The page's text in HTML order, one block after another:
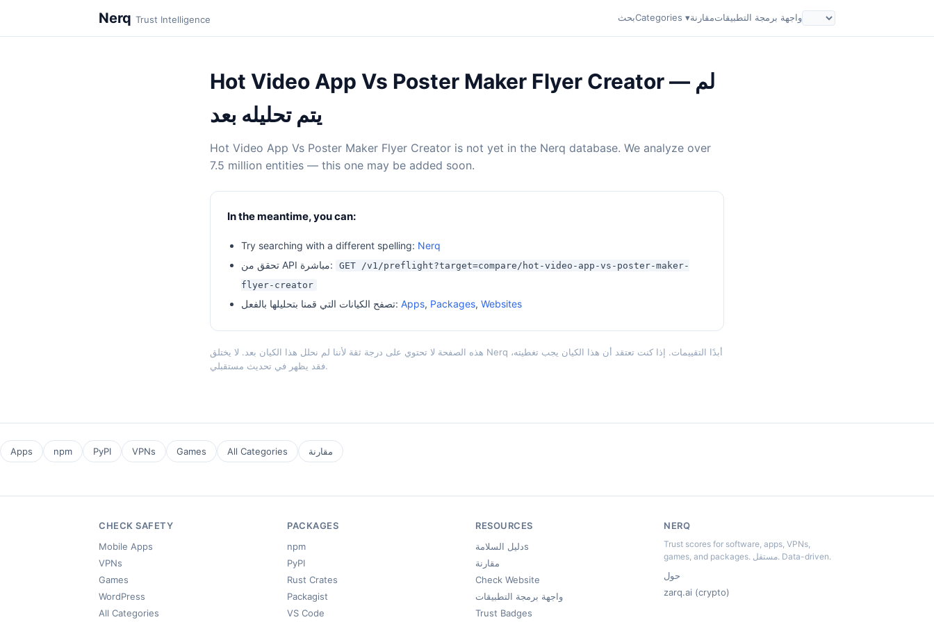
Nerq Trust Intelligence بحثCategories ▾مقارنةواجهة برمجة التطبيقات
Hot Video App Vs Poster Maker Flyer Creator — لم
يتم تحليله بعد
Hot Video App Vs Poster Maker Flyer Creator is not yet in the Nerq database. We analyze over
7.5 million entities — this one may be added soon.
In the meantime, you can:
Try searching with a different spelling: Nerq
تحقق من API مباشرة:
GET /v1/preflight?target=compare/hot-video-app-vs-poster-maker-
flyer-creator
تصفح الكيانات التي قمنا بتحليلها بالفعل: Apps, Packages, Websites
هذه الصفحة لا تحتوي على درجة ثقة لأننا لم نحلل هذا الكيان بعد. لا يختلق Nerq أبدًا التقييمات. إذا كنت تعتقد أن هذا الكيان يجب تغطيته،
فقد يظهر في تحديث مستقبلي.
Apps npm PyPI VPNs Games All Categories مقارنة
CHECK SAFETY
Mobile Apps
VPNs
Games
WordPress
All Categories
PACKAGES
npm
PyPI
Rust Crates
Packagist
VS Code
RESOURCES
دليل السلامةs
مقارنة
Check Website
واجهة برمجة التطبيقات
Trust Badges
NERQ
Trust scores for software, apps, VPNs,
games, and packages. مستقل. Data-driven.
حول
zarq.ai (crypto)